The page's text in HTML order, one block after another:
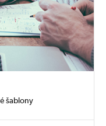
šablony